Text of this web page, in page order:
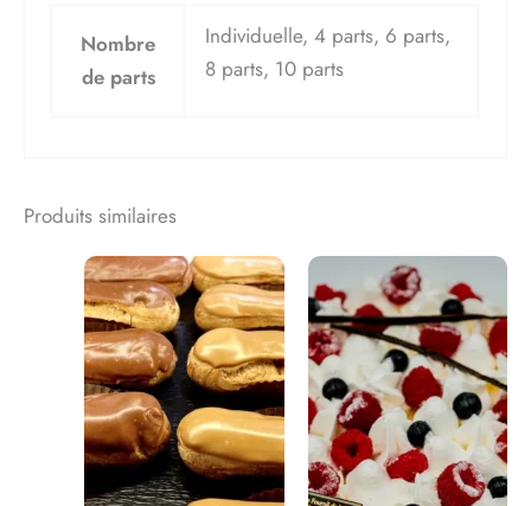
Nombre
de parts
Individuelle, 4 parts, 6 parts,
8 parts, 10 parts
Produits similaires